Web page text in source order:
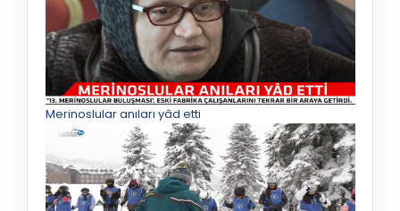
Merinoslular anıları yâd etti